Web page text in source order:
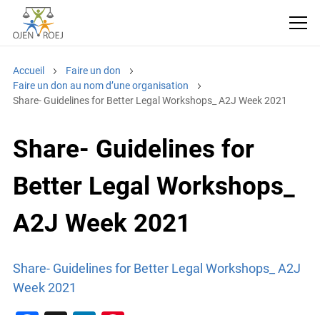
Accueil
Faire un don
Faire un don au nom d’une organisation
Share- Guidelines for Better Legal Workshops_ A2J Week 2021
Share- Guidelines for
Better Legal Workshops_
A2J Week 2021
Share- Guidelines for Better Legal Workshops_ A2J
Week 2021